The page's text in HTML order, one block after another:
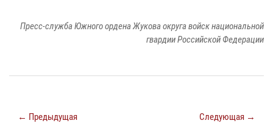
Пресс-служба Южного ордена Жукова округа войск национальной
гвардии Российской Федерации
← Предыдущая Следующая →